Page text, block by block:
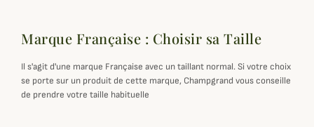
Marque Française : Choisir sa Taille
Il s'agit d'une marque Française avec un taillant normal. Si votre choix
se porte sur un produit de cette marque, Champgrand vous conseille
de prendre votre taille habituelle